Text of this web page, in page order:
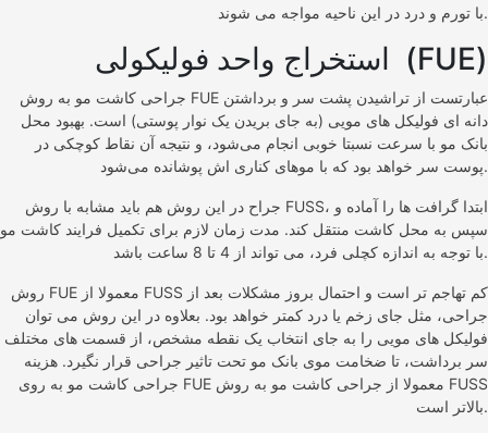
با تورم و درد در این ناحیه مواجه می شوند.
استخراج واحد فولیکولی (FUE)
جراحی کاشت مو به روش FUE عبارتست از تراشیدن پشت سر و برداشتن
دانه ای فولیکل های مویی (به جای بریدن یک نوار پوستی) است. بهبود محل
بانک مو با سرعت نسبتا خوبی انجام می‌شود، و نتیجه آن نقاط کوچکی در
پوست سر خواهد بود که با موهای کناری اش پوشانده می‌شود.
جراح در این روش هم باید مشابه با روش FUSS، ابتدا گرافت ها را آماده و
سپس به محل کاشت منتقل کند. مدت زمان لازم برای تکمیل فرایند کاشت مو
با توجه به اندازه کچلی فرد، می تواند از 4 تا 8 ساعت باشد.
روش FUE معمولا از FUSS کم تهاجم تر است و احتمال بروز مشکلات بعد از
جراحی، مثل جای زخم یا درد کمتر خواهد بود. بعلاوه در این روش می توان
فولیکل های مویی را به جای انتخاب یک نقطه مشخص، از قسمت های مختلف
سر برداشت، تا ضخامت موی بانک مو تحت تاثیر جراحی قرار نگیرد. هزینه
جراحی کاشت مو به روی FUE معمولا از جراحی کاشت مو به روش FUSS
بالاتر است.